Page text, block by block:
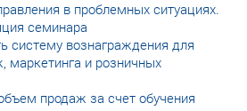
в проблемных ситуациях.
семинара
систему вознаграждения для
маркетинга и розничных
продаж за счет обучения